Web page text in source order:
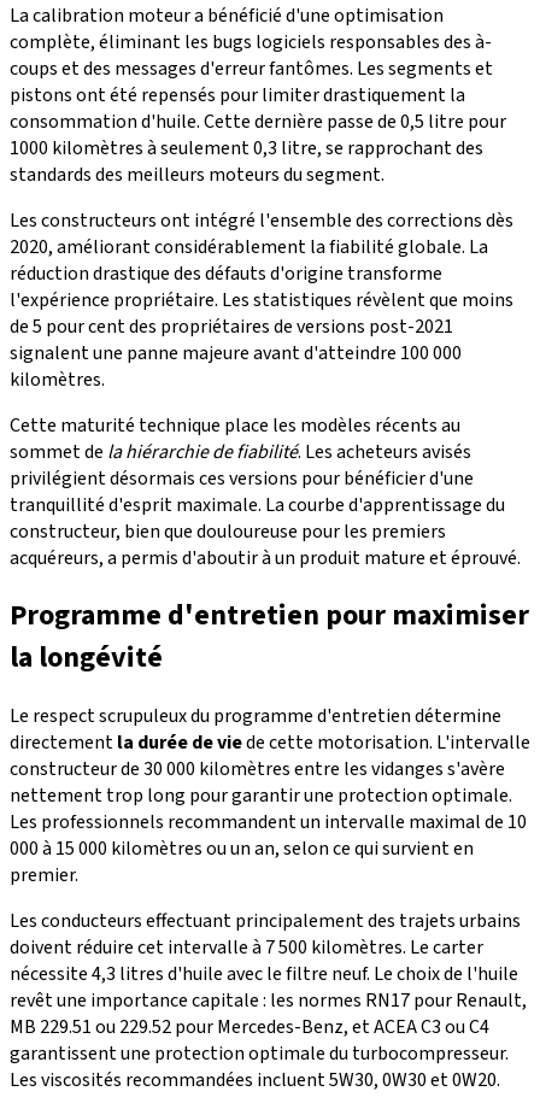
La calibration moteur a bénéficié d'une optimisation
complète, éliminant les bugs logiciels responsables des à-
coups et des messages d'erreur fantômes. Les segments et
pistons ont été repensés pour limiter drastiquement la
consommation d'huile. Cette dernière passe de 0,5 litre pour
1000 kilomètres à seulement 0,3 litre, se rapprochant des
standards des meilleurs moteurs du segment.
Les constructeurs ont intégré l'ensemble des corrections dès
2020, améliorant considérablement la fiabilité globale. La
réduction drastique des défauts d'origine transforme
l'expérience propriétaire. Les statistiques révèlent que moins
de 5 pour cent des propriétaires de versions post-2021
signalent une panne majeure avant d'atteindre 100 000
kilomètres.
Cette maturité technique place les modèles récents au
sommet de la hiérarchie de fiabilité. Les acheteurs avisés
privilégient désormais ces versions pour bénéficier d'une
tranquillité d'esprit maximale. La courbe d'apprentissage du
constructeur, bien que douloureuse pour les premiers
acquéreurs, a permis d'aboutir à un produit mature et éprouvé.
Programme d'entretien pour maximiser
la longévité
Le respect scrupuleux du programme d'entretien détermine
directementla durée de viede cette motorisation. L'intervalle
constructeur de 30 000 kilomètres entre les vidanges s'avère
nettement trop long pour garantir une protection optimale.
Les professionnels recommandent un intervalle maximal de 10
000 à 15 000 kilomètres ou un an, selon ce qui survient en
premier.
Les conducteurs effectuant principalement des trajets urbains
doivent réduire cet intervalle à 7 500 kilomètres. Le carter
nécessite 4,3 litres d'huile avec le filtre neuf. Le choix de l'huile
revêt une importance capitale : les normes RN17 pour Renault,
MB 229.51 ou 229.52 pour Mercedes-Benz, et ACEA C3 ou C4
garantissent une protection optimale du turbocompresseur.
Les viscosités recommandées incluent 5W30, 0W30 et 0W20.